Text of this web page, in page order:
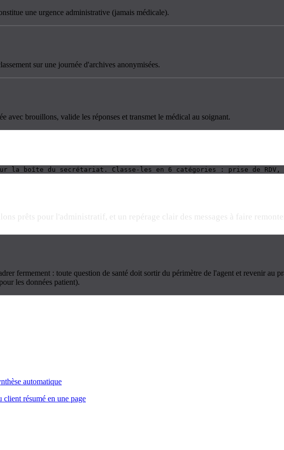
une urgence administrative (jamais médicale).
sur une journée d'archives anonymisées.
avec brouillons, valide les réponses et transmet le médical au soignant.
boîte du secrétariat. Classe-les en 6 catégories : prise de RDV,
prêts pour l'administratif, et un repérage clair des messages à faire
fermement : toute question de santé doit sortir du périmètre de l'agent et revenir au
les données patient).
automatique
résumé en une page